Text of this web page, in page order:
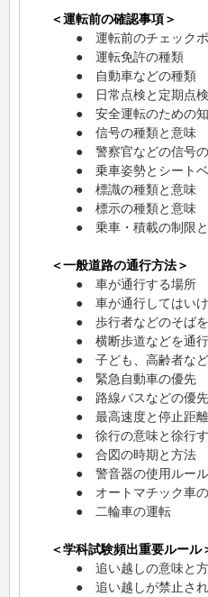
＜運転前の確認事項＞
● 運転前のチェックポ
● 運転免許の種類
● 自動車などの種類
● 日常点検と定期点検
● 安全運転のための知
● 信号の種類と意味
● 警察官などの信号の
● 乗車姿勢とシートベ
● 標識の種類と意味
● 標示の種類と意味
● 乗車・積載の制限と
＜一般道路の通行方法＞
● 車が通行する場所
● 車が通行してはいけ
● 歩行者などのそばを
● 横断歩道などを通行
● 子ども、高齢者など
● 緊急自動車の優先
● 路線バスなどの優先
● 最高速度と停止距離
● 徐行の意味と徐行す
● 合図の時期と方法
● 警音器の使用ルール
● オートマチック車の
● 二輪車の運転
＜学科試験頻出重要ルール
● 追い越しの意味と方
● 追い越しが禁止され